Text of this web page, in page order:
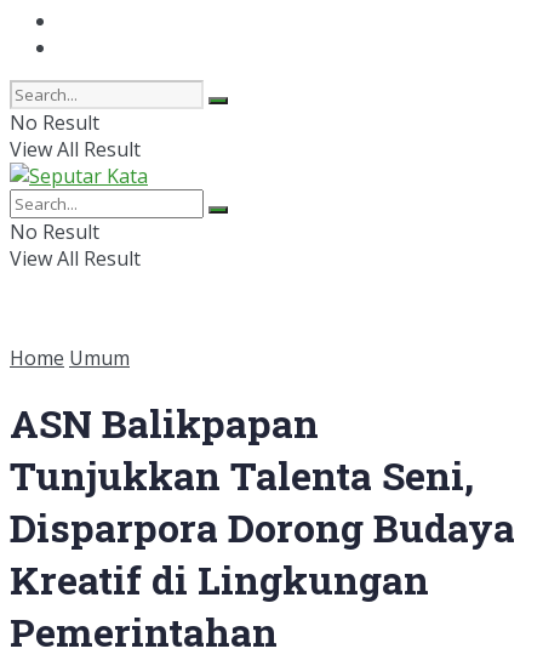
No Result
View All Result
No Result
View All Result
Home Umum
ASN Balikpapan
Tunjukkan Talenta Seni,
Disparpora Dorong Budaya
Kreatif di Lingkungan
Pemerintahan